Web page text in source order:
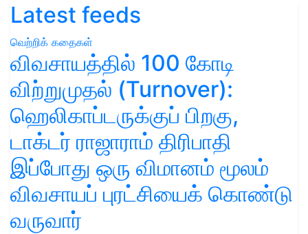
Latest feeds
வெற்றிக் கதைகள்
விவசாயத்தில் 100 கோடி
விற்றுமுதல் (Turnover):
ஹெலிகாப்டருக்குப் பிறகு,
டாக்டர் ராஜாராம் திரிபாதி
இப்போது ஒரு விமானம் மூலம்
விவசாயப் புரட்சியைக் கொண்டு
வருவார்